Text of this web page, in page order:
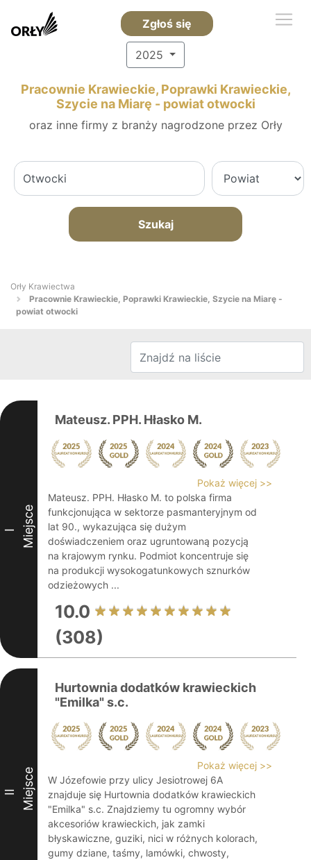
Zgłoś się
2025
Pracownie Krawieckie, Poprawki Krawieckie,
Szycie na Miarę - powiat otwocki
oraz inne firmy z branży nagrodzone przez Orły
Szukaj
Orły Krawiectwa
Pracownie Krawieckie, Poprawki Krawieckie, Szycie na Miarę -
powiat otwocki
I Miejsce
Mateusz. PPH. Hłasko M.
Pokaż więcej >>
Mateusz. PPH. Hłasko M. to polska firma
funkcjonująca w sektorze pasmanteryjnym od
lat 90., wykazująca się dużym
doświadczeniem oraz ugruntowaną pozycją
na krajowym rynku. Podmiot koncentruje się
na produkcji wysokogatunkowych sznurków
odzieżowych ...
10.0
(308)
II Miejsce
Hurtownia dodatków krawieckich
"Emilka" s.c.
Pokaż więcej >>
W Józefowie przy ulicy Jesiotrowej 6A
znajduje się Hurtownia dodatków krawieckich
"Emilka" s.c. Znajdziemy tu ogromny wybór
akcesoriów krawieckich, jak zamki
błyskawiczne, guziki, nici w różnych kolorach,
gumy dziane, taśmy, lamówki, chwosty,